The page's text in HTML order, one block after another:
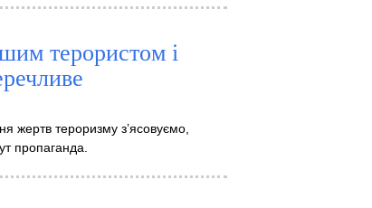
терористом і
жертв тероризму з’ясовуємо,
пропаганда.